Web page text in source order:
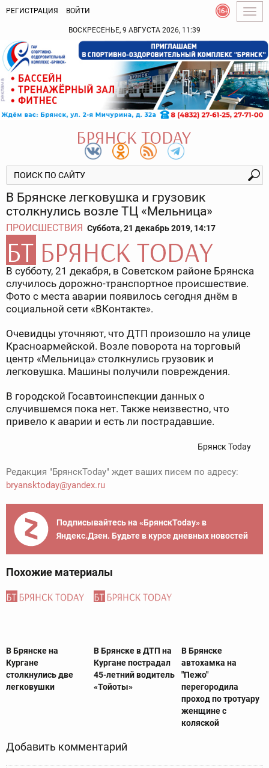
РЕГИСТРАЦИЯ ВОЙТИ
ВОСКРЕСЕНЬЕ, 9 АВГУСТА 2026, 11:39
В Брянске легковушка и грузовик
столкнулись возле ТЦ «Мельница»
ПРОИСШЕСТВИЯ Суббота, 21 декабрь 2019, 14:17
В субботу, 21 декабря, в Советском районе Брянска
случилось дорожно-транспортное происшествие.
Фото с места аварии появилось сегодня днём в
социальной сети «ВКонтакте».
Очевидцы уточняют, что ДТП произошло на улице
Красноармейской. Возле поворота на торговый
центр «Мельница» столкнулись грузовик и
легковушка. Машины получили повреждения.
В городской Госавтоинспекции данных о
случившемся пока нет. Также неизвестно, что
привело к аварии и есть ли пострадавшие.
Брянск Today
Редакция "БрянскToday" ждет ваших писем по адресу:
bryansktoday@yandex.ru
Подписывайтесь на «БрянскToday» в
Яндекс.Дзен. Будьте в курсе дневных новостей
Похожие материалы
В Брянске на
Кургане
столкнулись две
легковушки
В Брянске в ДТП на
Кургане пострадал
45-летний водитель
«Тойоты»
В Брянске
автохамка на
"Пежо"
перегородила
проход по тротуару
женщине с
коляской
Добавить комментарий